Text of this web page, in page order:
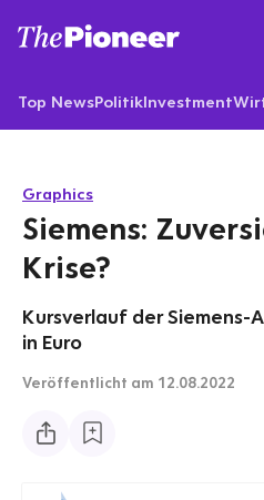
Top NewsPolitikInvestment
Graphics
Siemens:
Krise?
Kursverlauf der Siemens-
in Euro
Veröffentlicht am 12.08.2022